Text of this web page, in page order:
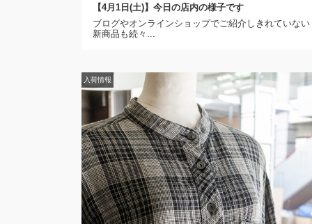
【4月1日(土)】今日の店内の様子です
ブログやオンラインショップでご紹介しきれていない
新商品も続々...
入荷情報